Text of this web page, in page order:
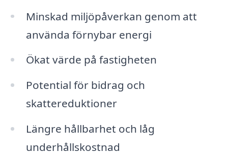
Minskad miljöpåverkan genom att
använda förnybar energi
Ökat värde på fastigheten
Potential för bidrag och
skattereduktioner
Längre hållbarhet och låg
underhållskostnad